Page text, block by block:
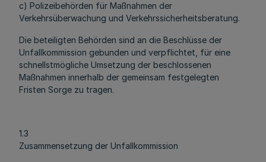
c) Polizeibehörden für Maßnahmen der
Verkehrsüberwachung und Verkehrssicherheitsberatung.
Die beteiligten Behörden sind an die Beschlüsse der
Unfallkommission gebunden und verpflichtet, für eine
schnellstmögliche Umsetzung der beschlossenen
Maßnahmen innerhalb der gemeinsam festgelegten
Fristen Sorge zu tragen.
1.3
Zusammensetzung der Unfallkommission